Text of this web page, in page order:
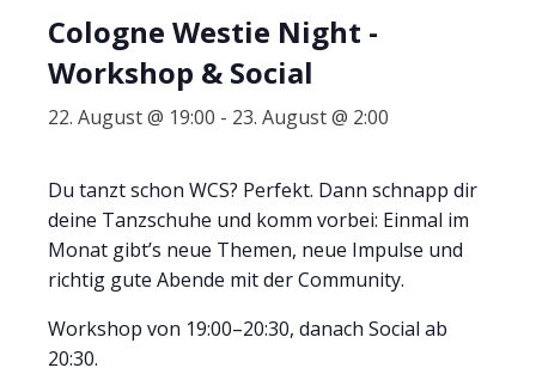
Cologne Westie Night -
Workshop & Social
22. August @ 19:00 - 23. August @ 2:00
Du tanzt schon WCS? Perfekt. Dann schnapp dir
deine Tanzschuhe und komm vorbei: Einmal im
Monat gibt’s neue Themen, neue Impulse und
richtig gute Abende mit der Community.
Workshop von 19:00–20:30, danach Social ab
20:30.